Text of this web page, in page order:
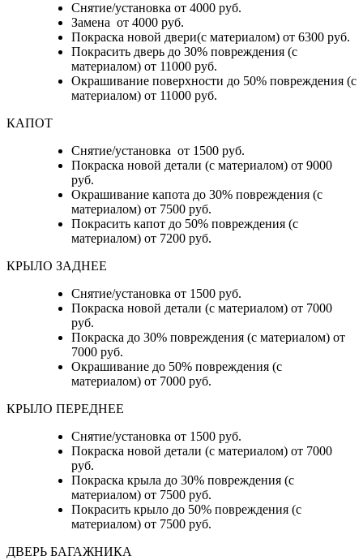
Снятие/установка от 4000 руб.
Замена от 4000 руб.
Покраска новой двери(с материалом) от 6300 руб.
Покрасить дверь до 30% повреждения (с
материалом) от 11000 руб.
Окрашивание поверхности до 50% повреждения (с
материалом) от 11000 руб.
КАПОТ
Снятие/установка от 1500 руб.
Покраска новой детали (с материалом) от 9000
руб.
Окрашивание капота до 30% повреждения (с
материалом) от 7500 руб.
Покрасить капот до 50% повреждения (с
материалом) от 7200 руб.
КРЫЛО ЗАДНЕЕ
Снятие/установка от 1500 руб.
Покраска новой детали (с материалом) от 7000
руб.
Покраска до 30% повреждения (с материалом) от
7000 руб.
Окрашивание до 50% повреждения (с
материалом) от 7000 руб.
КРЫЛО ПЕРЕДНЕЕ
Снятие/установка от 1500 руб.
Покраска новой детали (с материалом) от 7000
руб.
Покраска крыла до 30% повреждения (с
материалом) от 7500 руб.
Покрасить крыло до 50% повреждения (с
материалом) от 7500 руб.
ДВЕРЬ БАГАЖНИКА